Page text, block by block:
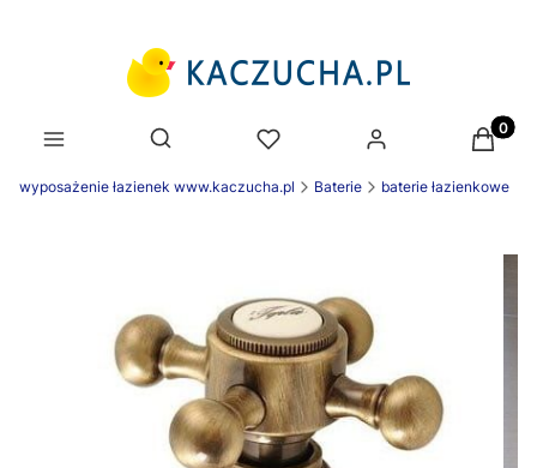
Otwórz wyszukiwarkę
wyposażenie łazienek www.kaczucha.pl Baterie baterie łazienkowe